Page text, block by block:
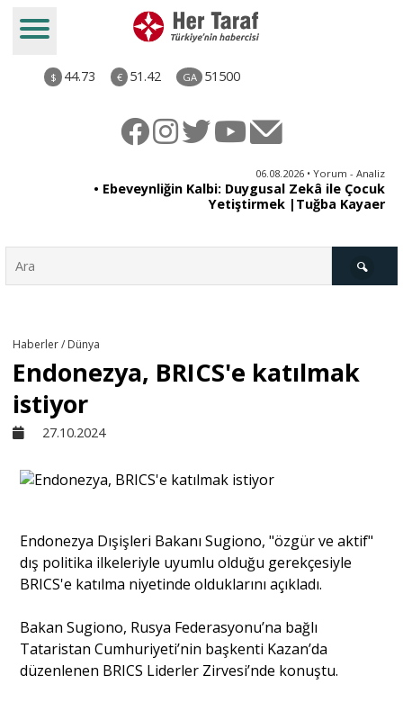
$ 44.73 € 51.42 GA 51500
06.08.2026 • Yorum - Analiz
• Ebeveynliğin Kalbi: Duygusal Zekâ ile Çocuk
Yetiştirmek |Tuğba Kayaer
Ekonomi
Dünya
Yorum - Analiz
Haberler / Dünya
Endonezya, BRICS'e katılmak
istiyor
27.10.2024
Endonezya Dışişleri Bakanı Sugiono, "özgür ve aktif"
dış politika ilkeleriyle uyumlu olduğu gerekçesiyle
BRICS'e katılma niyetinde olduklarını açıkladı.
Bakan Sugiono, Rusya Federasyonu’na bağlı
Tataristan Cumhuriyeti’nin başkenti Kazan’da
düzenlenen BRICS Liderler Zirvesi’nde konuştu.